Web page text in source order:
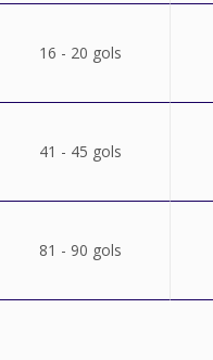
16 - 20 gols
41 - 45 gols
81 - 90 gols